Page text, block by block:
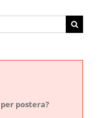
postera?